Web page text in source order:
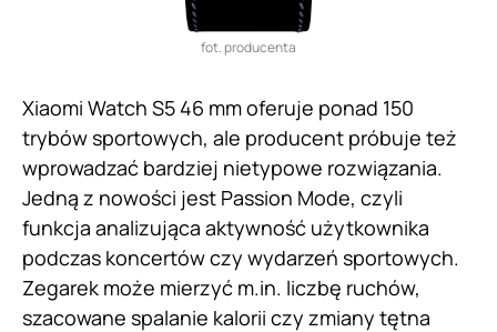
fot. producenta
Xiaomi Watch S5 46 mm oferuje ponad 150
trybów sportowych, ale producent próbuje też
wprowadzać bardziej nietypowe rozwiązania.
Jedną z nowości jest Passion Mode, czyli
funkcja analizująca aktywność użytkownika
podczas koncertów czy wydarzeń sportowych.
Zegarek może mierzyć m.in. liczbę ruchów,
szacowane spalanie kalorii czy zmiany tętna